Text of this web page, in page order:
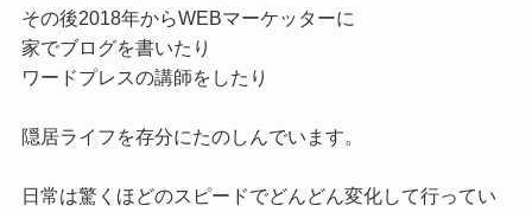
その後2018年からWEBマーケッターに
家でブログを書いたり
ワードプレスの講師をしたり
隠居ライフを存分にたのしんでいます。
日常は驚くほどのスピードでどんどん変化して行ってい